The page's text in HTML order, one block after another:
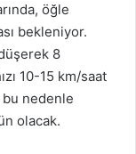
öğle
bekleniyor.
8
10-15 km/saat
bu nedenle
olacak.